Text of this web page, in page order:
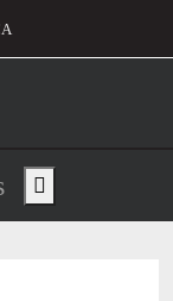
d'usuari
de
Show main menu